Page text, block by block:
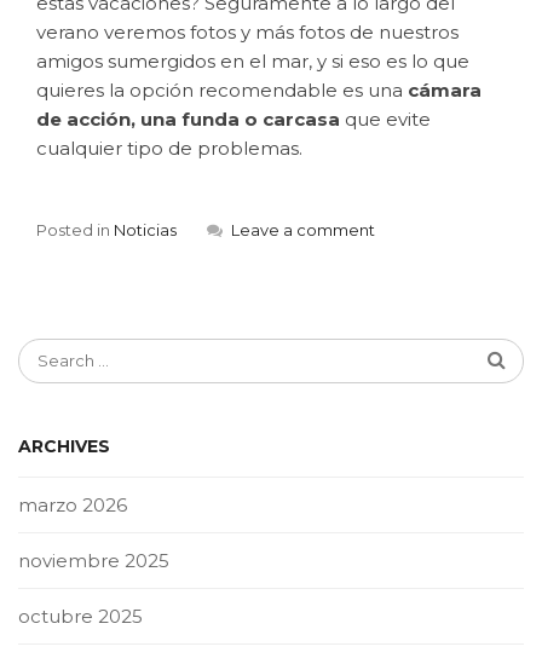
verano veremos fotos y más fotos de nuestros
amigos sumergidos en el mar, y si eso es lo que
quieres la opción recomendable es una cámara
de acción, una funda o carcasa que evite
cualquier tipo de problemas.
Posted in Noticias Leave a comment
ARCHIVES
marzo 2026
noviembre 2025
octubre 2025